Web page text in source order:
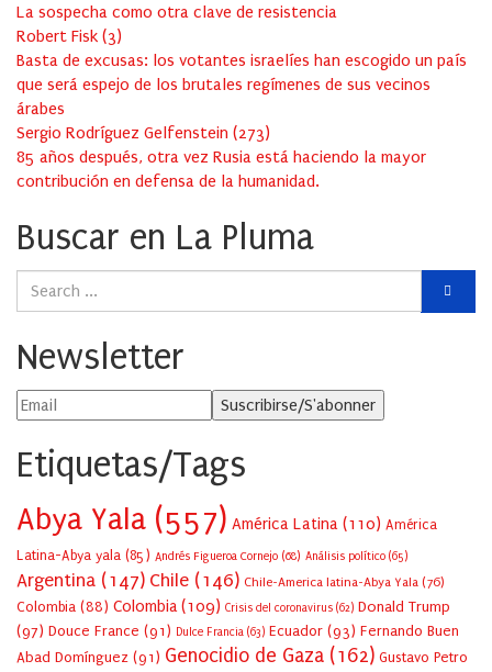
La sospecha como otra clave de resistencia
Robert Fisk (3)
Basta de excusas: los votantes israelíes han escogido un país
que será espejo de los brutales regímenes de sus vecinos
árabes
Sergio Rodríguez Gelfenstein (273)
85 años después, otra vez Rusia está haciendo la mayor
contribución en defensa de la humanidad.
Buscar en La Pluma
Newsletter
Etiquetas/Tags
Abya Yala (557) América Latina (110) América
Latina-Abya yala (85) Andrés Figueroa Cornejo (68) Análisis político (65)
Argentina (147) Chile (146) Chile-America latina-Abya Yala (76)
Colombia (88) Colombia(109) Crisis del coronavirus (62) Donald Trump
(97) Douce France (91) Dulce Francia (63) Ecuador (93) Fernando Buen
Abad Domínguez (91) Genocidio de Gaza (162) Gustavo Petro